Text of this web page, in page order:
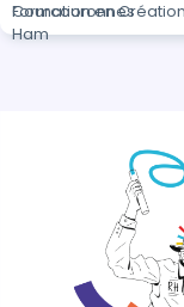
Courcouronnes
Formation en
Ham